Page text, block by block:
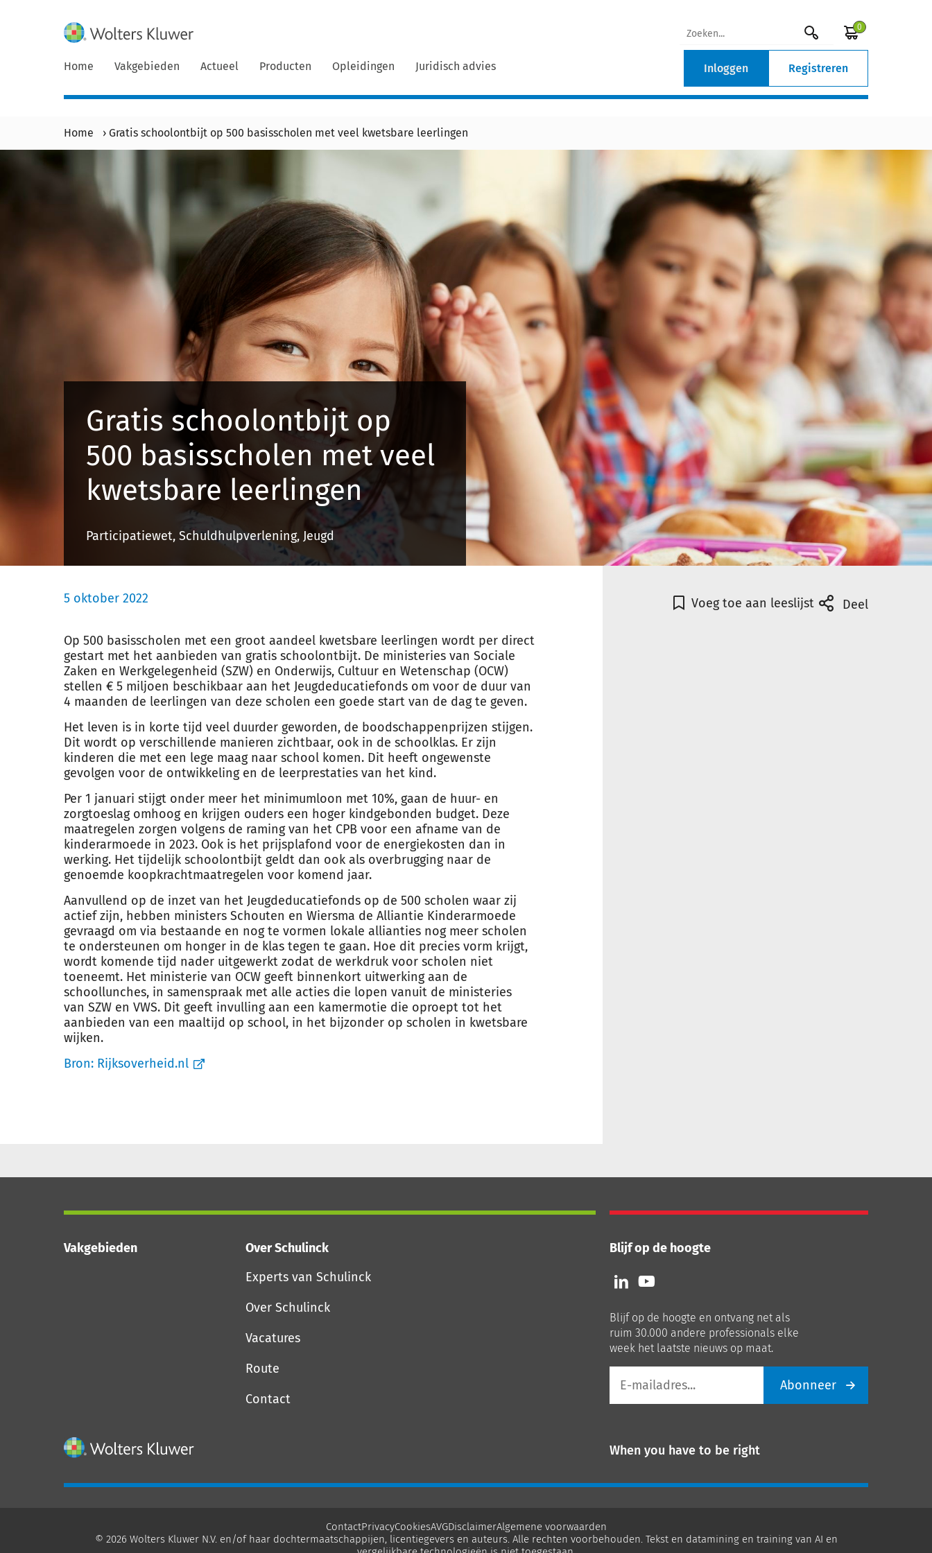
0
Home Vakgebieden Actueel Producten Opleidingen Juridisch advies Inloggen Registreren
Home › Gratis schoolontbijt op 500 basisscholen met veel kwetsbare leerlingen
Gratis schoolontbijt op
500 basisscholen met veel
kwetsbare leerlingen
Participatiewet, Schuldhulpverlening, Jeugd
5 oktober 2022
Op 500 basisscholen met een groot aandeel kwetsbare leerlingen wordt per direct
gestart met het aanbieden van gratis schoolontbijt. De ministeries van Sociale
Zaken en Werkgelegenheid (SZW) en Onderwijs, Cultuur en Wetenschap (OCW)
stellen € 5 miljoen beschikbaar aan het Jeugdeducatiefonds om voor de duur van
4 maanden de leerlingen van deze scholen een goede start van de dag te geven.
Het leven is in korte tijd veel duurder geworden, de boodschappenprijzen stijgen.
Dit wordt op verschillende manieren zichtbaar, ook in de schoolklas. Er zijn
kinderen die met een lege maag naar school komen. Dit heeft ongewenste
gevolgen voor de ontwikkeling en de leerprestaties van het kind.
Per 1 januari stijgt onder meer het minimumloon met 10%, gaan de huur- en
zorgtoeslag omhoog en krijgen ouders een hoger kindgebonden budget. Deze
maatregelen zorgen volgens de raming van het CPB voor een afname van de
kinderarmoede in 2023. Ook is het prijsplafond voor de energiekosten dan in
werking. Het tijdelijk schoolontbijt geldt dan ook als overbrugging naar de
genoemde koopkrachtmaatregelen voor komend jaar.
Aanvullend op de inzet van het Jeugdeducatiefonds op de 500 scholen waar zij
actief zijn, hebben ministers Schouten en Wiersma de Alliantie Kinderarmoede
gevraagd om via bestaande en nog te vormen lokale allianties nog meer scholen
te ondersteunen om honger in de klas tegen te gaan. Hoe dit precies vorm krijgt,
wordt komende tijd nader uitgewerkt zodat de werkdruk voor scholen niet
toeneemt. Het ministerie van OCW geeft binnenkort uitwerking aan de
schoollunches, in samenspraak met alle acties die lopen vanuit de ministeries
van SZW en VWS. Dit geeft invulling aan een kamermotie die oproept tot het
aanbieden van een maaltijd op school, in het bijzonder op scholen in kwetsbare
wijken.
Bron: Rijksoverheid.nl
Voeg toe aan leeslijst Deel
Vakgebieden
Over Schulinck
Experts van Schulinck
Over Schulinck
Vacatures
Route
Contact
Blijf op de hoogte
Volg
ons
LinkedIn
Volg
ons
Youtube
Blijf op de hoogte en ontvang net als
ruim 30.000 andere professionals elke
week het laatste nieuws op maat.
mailadres
Abonneer
When you have to be right
ContactPrivacyCookiesAVGDisclaimerAlgemene voorwaarden
© 2026 Wolters Kluwer N.V. en/of haar dochtermaatschappijen, licentiegevers en auteurs. Alle rechten voorbehouden. Tekst en datamining en training van AI en